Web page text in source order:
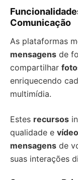
Comunicação
As plataformas
mensagens de
compartilhar
enriquecendo
multimídia.
Estes recursos
qualidade e
mensagens de
suas interações